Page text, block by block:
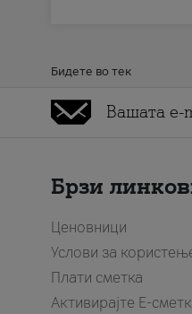
Бидете во тек
Брзи
Ценовници
Услови за
Плати сметка
Активирајте Е-